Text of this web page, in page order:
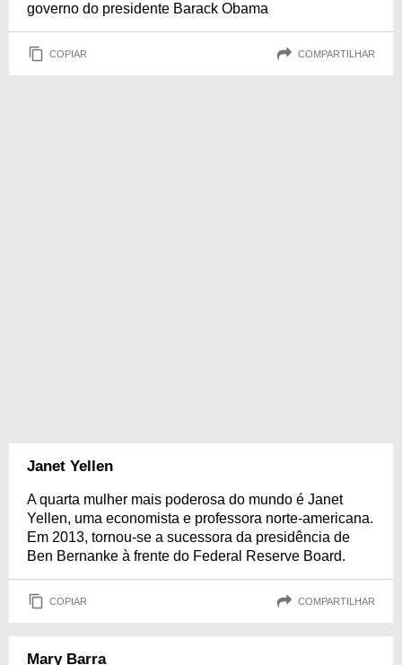
governo do presidente Barack Obama
COPIAR COMPARTILHAR
Janet Yellen
A quarta mulher mais poderosa do mundo é Janet
Yellen, uma economista e professora norte-americana.
Em 2013, tornou-se a sucessora da presidência de
Ben Bernanke à frente do Federal Reserve Board.
COPIAR COMPARTILHAR
Mary Barra